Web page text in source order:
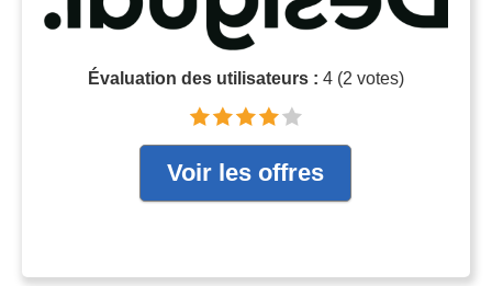
Évaluation des utilisateurs : 4 (2 votes)
Voir les offres